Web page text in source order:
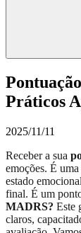
Práticos
2025/11/11
Receber a sua
emoções. É
estado
final. É um
MADRS? Este
claros,